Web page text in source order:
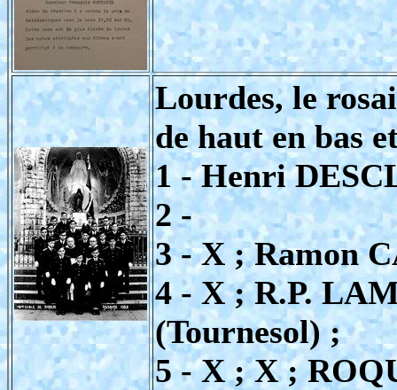
Lourdes, le
de haut en bas
1 - Henri
2 -
3 - X ; Ramon
4 - X ; R.P.
(Tournesol) ;
5 - X ; X ;